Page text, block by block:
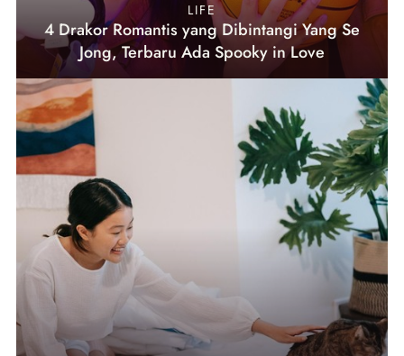
LIFE
4 Drakor Romantis yang Dibintangi Yang Se
Jong, Terbaru Ada Spooky in Love